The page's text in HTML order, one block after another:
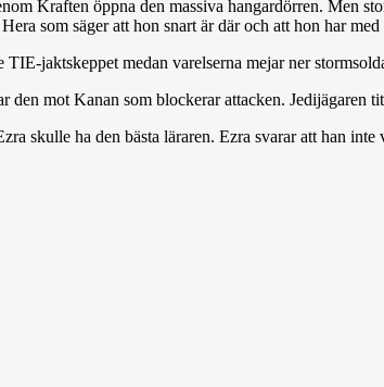
Kraften öppna den massiva hangardörren. Men
som säger att hon snart är där och att hon har
jaktskeppet medan varelserna mejar ner
mot Kanan som blockerar attacken. Jedijägaren
skulle ha den bästa läraren. Ezra svarar att han